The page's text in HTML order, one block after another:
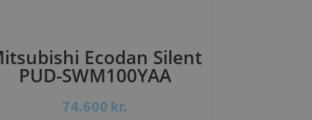
Ecodan Silent
PUD-SWM100YAA
74.600 kr.